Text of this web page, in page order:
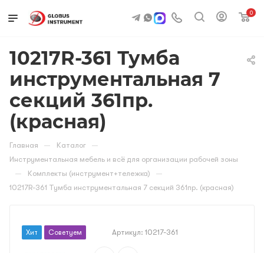
0
10217R-361 Тумба
инструментальная 7
секций 361пр.
(красная)
Главная — Каталог —
Инструментальная мебель и всё для организации рабочей зоны
— Комплекты (инструмент+тележка) —
10217R-361 Тумба инструментальная 7 секций 361пр. (красная)
Хит Советуем Артикул: 10217-361